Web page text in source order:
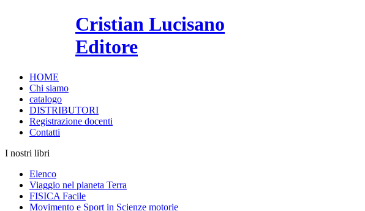
Cristian Lucisano
Editore
HOME
Chi siamo
catalogo
DISTRIBUTORI
Registrazione docenti
Contatti
I nostri libri
Elenco
Viaggio nel pianeta Terra
FISICA Facile
Movimento e Sport in Scienze motorie